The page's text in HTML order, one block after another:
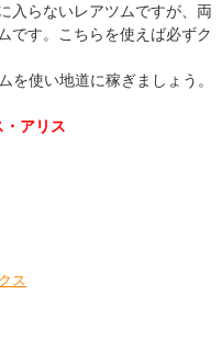
入らないレアツムですが、両
です。こちらを使えば必ずク
を使い地道に稼ぎましょう。
アリス
ス